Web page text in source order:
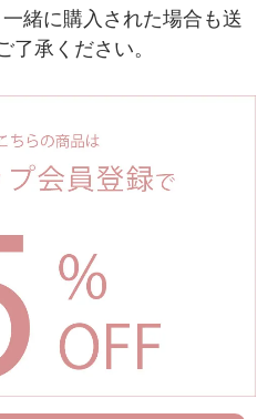
緒に購入された場合も送
承ください。